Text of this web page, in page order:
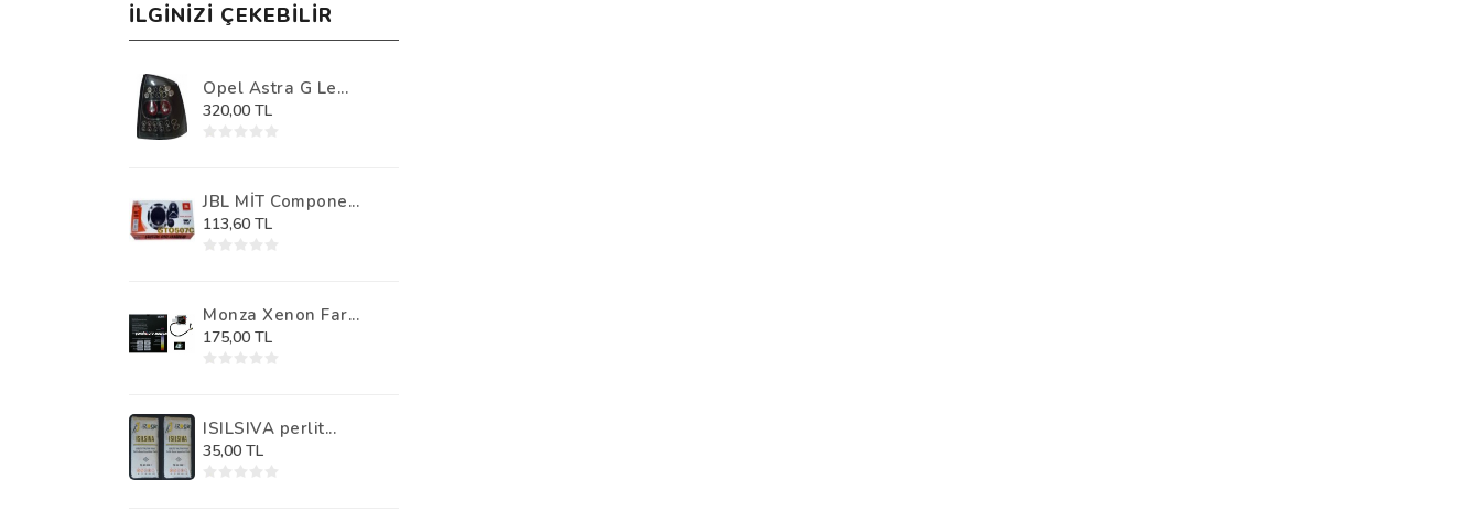
İLGINIZI ÇEKEBILIR
Opel Astra G Le...
320,00 TL
JBL MİT Compone...
113,60 TL
Monza Xenon Far...
175,00 TL
ISILSIVA perlit...
35,00 TL